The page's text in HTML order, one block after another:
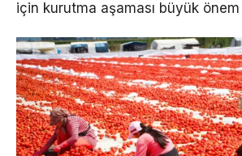
için kurutma aşaması büyük önem